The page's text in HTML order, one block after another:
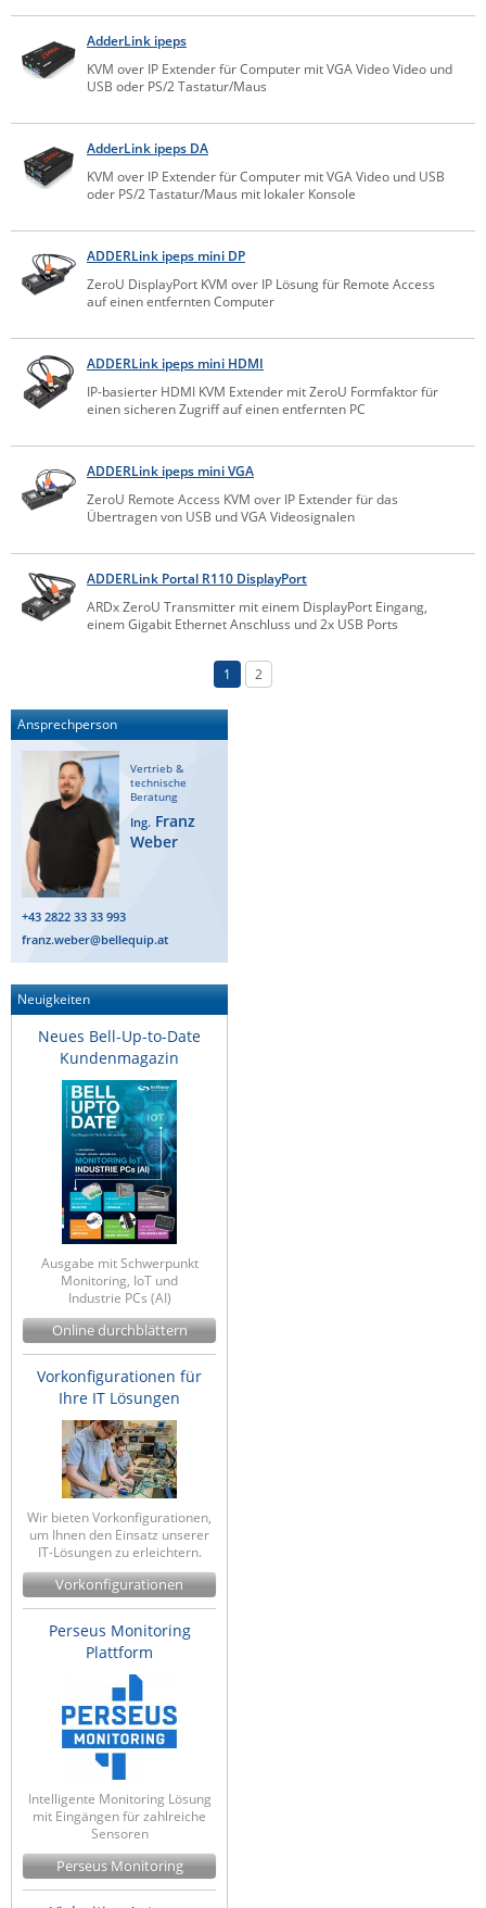
News zu unseren Herstellern
AdderLink ipeps
KVM over IP Extender für Computer mit VGA Video Video und
USB oder PS/2 Tastatur/Maus
AdderLink ipeps DA
KVM over IP Extender für Computer mit VGA Video und USB
oder PS/2 Tastatur/Maus mit lokaler Konsole
ADDERLink ipeps mini DP
ZeroU DisplayPort KVM over IP Lösung für Remote Access
auf einen entfernten Computer
ADDERLink ipeps mini HDMI
IP-basierter HDMI KVM Extender mit ZeroU Formfaktor für
einen sicheren Zugriff auf einen entfernten PC
ADDERLink ipeps mini VGA
ZeroU Remote Access KVM over IP Extender für das
Übertragen von USB und VGA Videosignalen
ADDERLink Portal R110 DisplayPort
ARDx ZeroU Transmitter mit einem DisplayPort Eingang,
einem Gigabit Ethernet Anschluss und 2x USB Ports
1 2
Ansprechperson
Vertrieb &
technische
Beratung
Ing. Franz
Weber
+43 2822 33 33 993
franz.weber@bellequip.at
Neuigkeiten
Neues Bell-Up-to-Date
Kundenmagazin
Ausgabe mit Schwerpunkt
Monitoring, IoT und
Industrie PCs (AI)
Online durchblättern
Vorkonfigurationen für
Ihre IT Lösungen
Wir bieten Vorkonfigurationen,
um Ihnen den Einsatz unserer
IT-Lösungen zu erleichtern.
Vorkonfigurationen
Perseus Monitoring
Plattform
Intelligente Monitoring Lösung
mit Eingängen für zahlreiche
Sensoren
Perseus Monitoring